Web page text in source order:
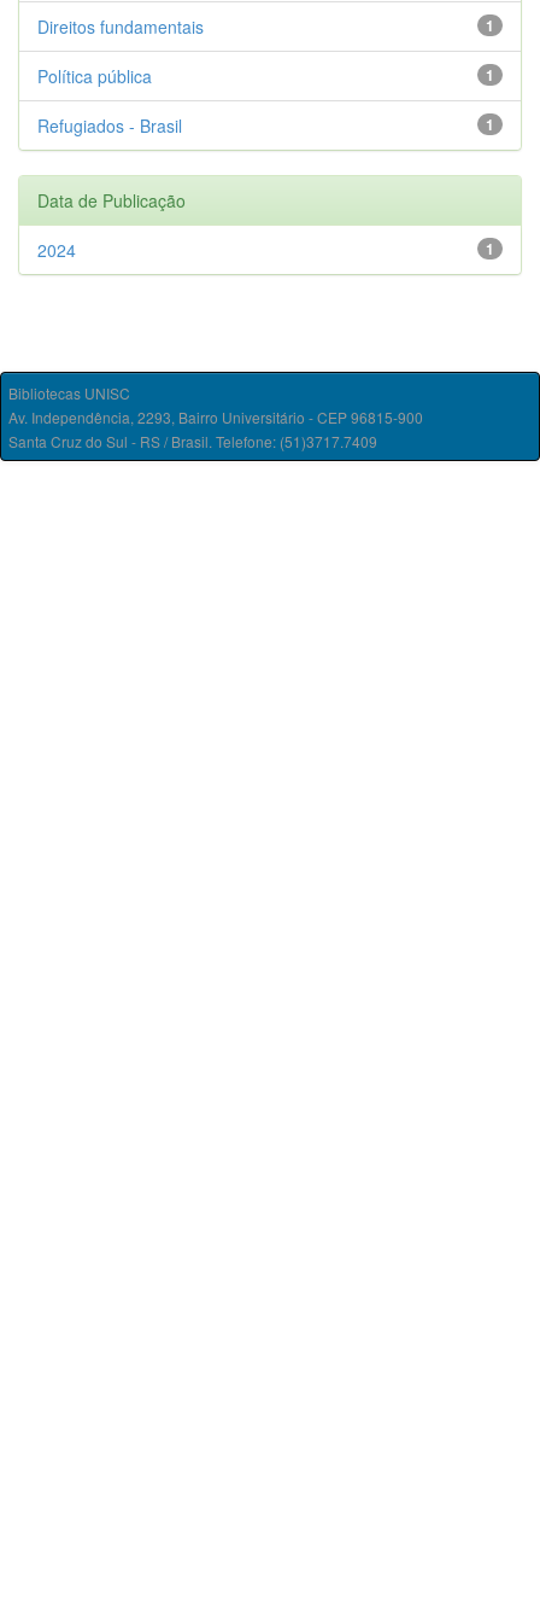
1
Direitos fundamentais
1
Política pública
1
Refugiados - Brasil
Data de Publicação
1
2024
Bibliotecas UNISC
Av. Independência, 2293, Bairro Universitário - CEP 96815-900
Santa Cruz do Sul - RS / Brasil. Telefone: (51)3717.7409